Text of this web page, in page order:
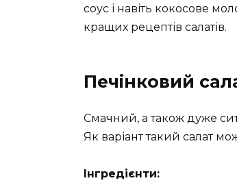
соус і навіть кокосове
кращих рецептів салатів.
Печінковий
Смачний, а також дуже
Як варіант такий салат
Інгредієнти: